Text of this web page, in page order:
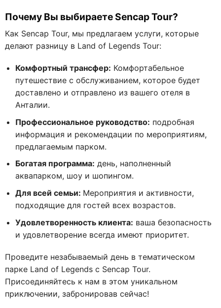
Почему Вы выбираете Sencap Tour?
Как Sencap Tour, мы предлагаем услуги, которые
делают разницу в Land of Legends Tour:
Комфортный трансфер: Комфортабельное
путешествие с обслуживанием, которое будет
доставлено и отправлено из вашего отеля в
Анталии.
Профессиональное руководство: подробная
информация и рекомендации по мероприятиям,
предлагаемым парком.
Богатая программа: день, наполненный
аквапарком, шоу и шопингом.
Для всей семьи: Мероприятия и активности,
подходящие для гостей всех возрастов.
Удовлетворенность клиента: ваша безопасность
и удовлетворение всегда имеют приоритет.
Проведите незабываемый день в тематическом
парке Land of Legends с Sencap Tour.
Присоединяйтесь к нам в этом уникальном
приключении, забронировав сейчас!